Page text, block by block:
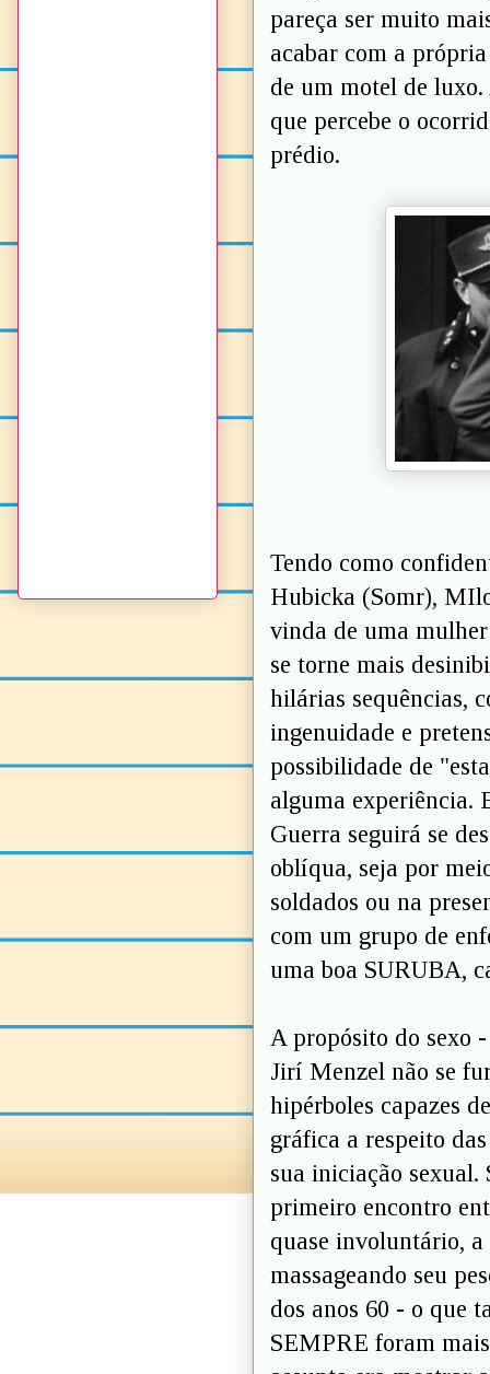
pareça ser muito
acabar com a
de um motel de
que percebe o
prédio.
Tendo como
Hubicka (Somr),
vinda de uma
se torne mais
hilárias sequências,
ingenuidade e
possibilidade de
alguma experiência.
Guerra seguirá se
oblíqua, seja por
soldados ou na
com um grupo de
uma boa SURUBA,
A propósito do sexo
Jirí Menzel não se
hipérboles capazes
gráfica a respeito
sua iniciação sexual.
primeiro encontro
quase involuntário,
massageando seu
dos anos 60 - o que
SEMPRE foram